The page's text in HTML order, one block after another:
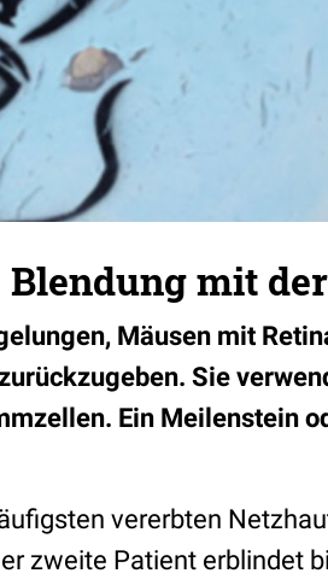
mit
Mäusen mit
Sie
Ein Meilenstein
vererbten
zweite Patient erblindet